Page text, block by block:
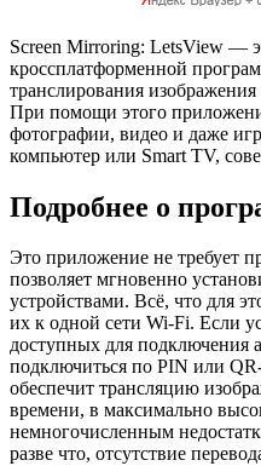
Screen Mirroring: LetsView —
кроссплатформенной
транслирования изображения
При помощи этого
фотографии, видео и даже
компьютер или Smart TV,
Подробнее о
Это приложение не требует
позволяет мгновенно
устройствами. Всё, что для
их к одной сети Wi-Fi. Если
доступных для подключения
подключиться по PIN или
обеспечит трансляцию
времени, в максимально
немногочисленным
разве что, отсутствие